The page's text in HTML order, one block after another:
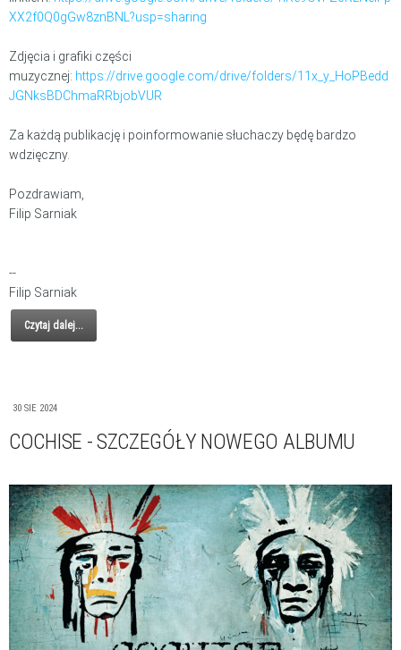
XX2f0Q0gGw8znBNL?usp=sharing
Zdjęcia i grafiki części
muzycznej: https://drive.google.com/drive/folders/11x_y_HoPBedd
JGNksBDChmaRRbjobVUR
Za każdą publikację i poinformowanie słuchaczy będę bardzo
wdzięczny.
Pozdrawiam,
Filip Sarniak
--
Filip Sarniak
Czytaj dalej...
30 SIE 2024
COCHISE - SZCZEGÓŁY NOWEGO ALBUMU